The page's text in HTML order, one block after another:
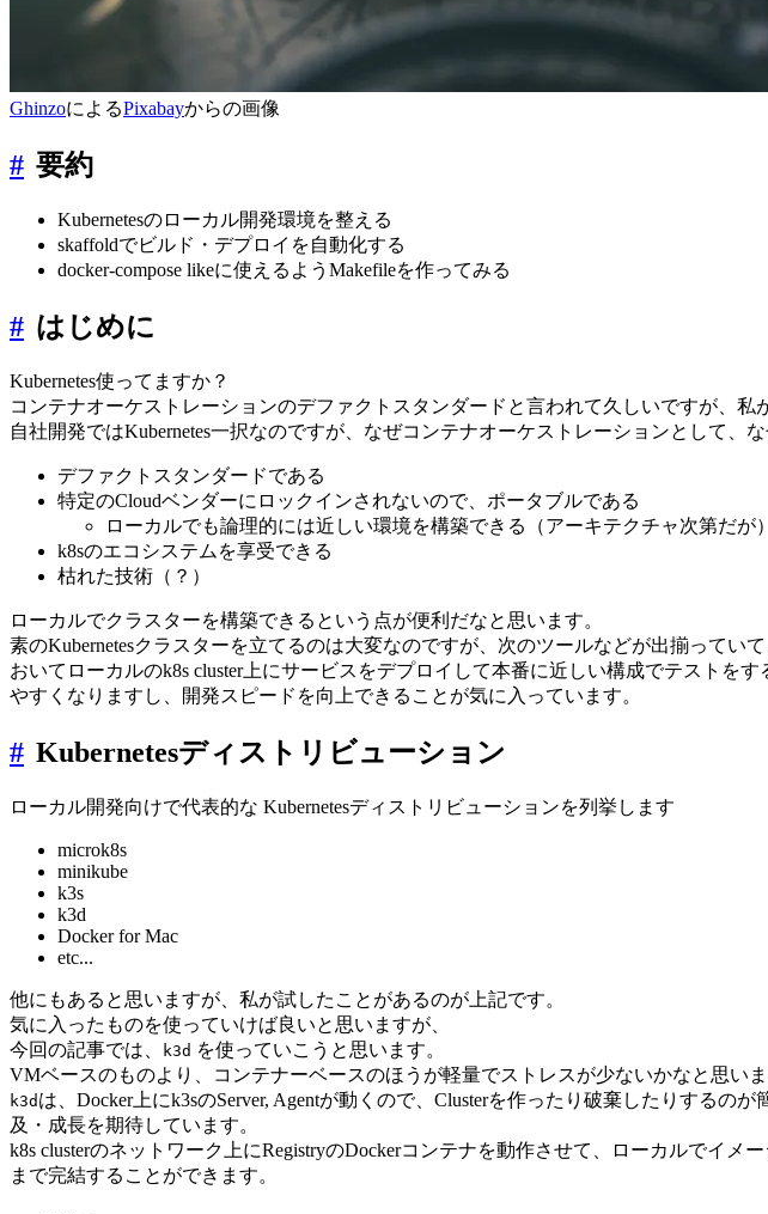
GhinzoによるPixabayからの画像
# 要約
Kubernetesのローカル開発環境を整える
skaffoldでビルド・デプロイを自動化する
docker-compose likeに使えるようMakefileを作ってみる
# はじめに
Kubernetes使ってますか？
コンテナオーケストレーションのデファクトスタンダードと言われて久しいですが、私
自社開発ではKubernetes一択なのですが、なぜコンテナオーケストレーションとして、
デファクトスタンダードである
特定のCloudベンダーにロックインされないので、ポータブルである
ローカルでも論理的には近しい環境を構築できる（アーキテクチャ次第だが）
k8sのエコシステムを享受できる
枯れた技術（？）
ローカルでクラスターを構築できるという点が便利だなと思います。
素のKubernetesクラスターを立てるのは大変なのですが、次のツールなどが出揃ってい
おいてローカルのk8s cluster上にサービスをデプロイして本番に近しい構成でテストを
やすくなりますし、開発スピードを向上できることが気に入っています。
# Kubernetesディストリビューション
ローカル開発向けで代表的な Kubernetesディストリビューションを列挙します
microk8s
minikube
k3s
k3d
Docker for Mac
etc...
他にもあると思いますが、私が試したことがあるのが上記です。
気に入ったものを使っていけば良いと思いますが、
今回の記事では、
k3d を使っていこうと思います。
VMベースのものより、コンテナーベースのほうが軽量でストレスが少ないかなと思いま
k3d は、Docker上にk3sのServer, Agentが動くので、Clusterを作ったり破棄したりするの
及・成長を期待しています。
k8s clusterのネットワーク上にRegistryのDockerコンテナを動作させて、ローカルでイ
まで完結することができます。